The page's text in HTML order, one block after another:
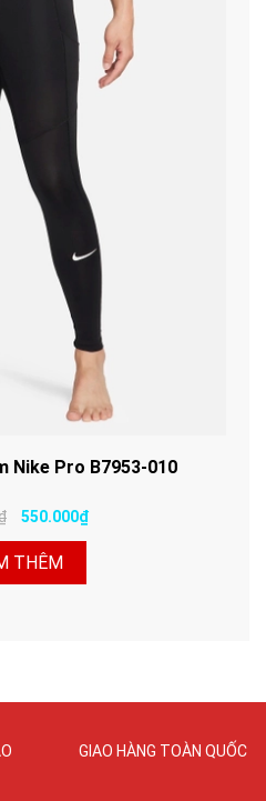
Nike Pro B7953-010
550.000₫
THÊM
GIAO HÀNG TOÀN QUỐC